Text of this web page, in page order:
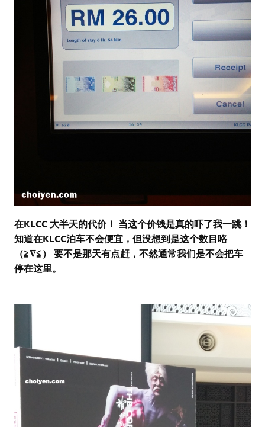
在KLCC 大半天的代价！ 当这个价钱是真的吓了我一跳！
知道在KLCC泊车不会便宜，但没想到是这个数目咯
（≧∇≦） 要不是那天有点赶，不然通常我们是不会把车
停在这里。